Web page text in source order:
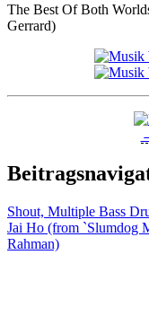
The Best Of Both
Gerrard)
Shout, Multiple Bass
Jai Ho (from `Slumdog
Rahman)